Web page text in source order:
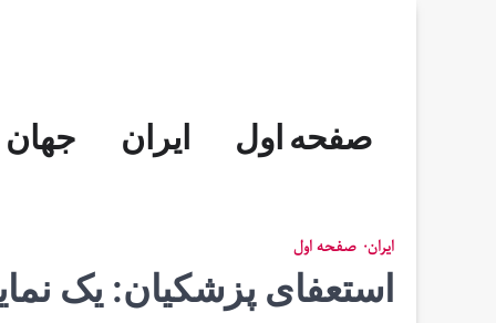
صفحه اول ایران جهان
ایران صفحه اول
استعفای پزشکیان: یک